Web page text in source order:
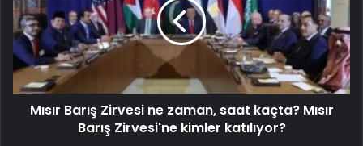
Mısır Barış Zirvesi ne zaman, saat kaçta? Mısır
Barış Zirvesi'ne kimler katılıyor?